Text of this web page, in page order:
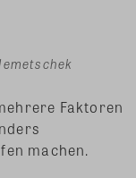
Faktoren
machen.